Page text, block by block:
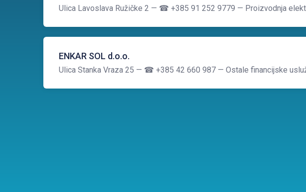
Ulica Lavoslava Ružičke 2 — ☎ +385 91 252 9779 — Proizvodnja
ENKAR SOL d.o.o.
Ulica Stanka Vraza 25 — ☎ +385 42 660 987 — Ostale financijske